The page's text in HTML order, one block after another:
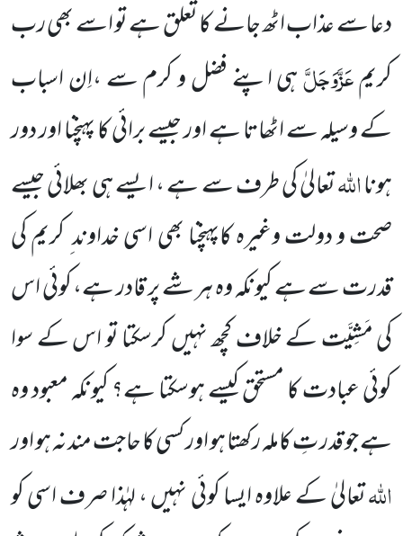
دعا سے عذاب اٹھ جانے کا تعلق ہے تو اسے بھی رب
کریمعَزَّوَجَلَّہی اپنے فضل و کرم سے ،اِن اسباب
کے وسیلہ سے اٹھاتا ہے اور جیسے برائی کا پہنچنا اور دور
ہونااللہتعالیٰ کی طرف سے ہے ، ایسے ہی بھلائی جیسے
صحت و دولت وغیرہ کاپہنچنا بھی اسی خداوند ِ کریم کی
قدرت سے ہے کیونکہ وہ ہر شے پر قادر ہے، کوئی اس
کی مَشِیَّت کے خلاف کچھ نہیں کرسکتا تو اس کے سوا
کوئی عبادت کا مستحق کیسے ہوسکتا ہے؟ کیونکہ معبود وہ
ہے جو قدر تِ کاملہ رکھتا ہو اور کسی کا حاجت مند نہ ہو اور
اللہتعالیٰ کے علاوہ ایسا کوئی نہیں ، لہٰذا صرف اسی کو